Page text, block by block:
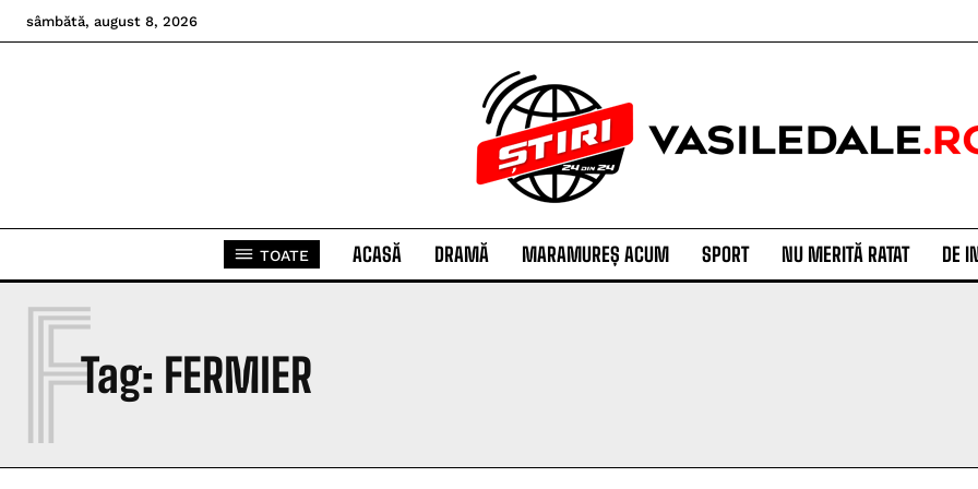
sâmbătă, august 8, 2026
TOATE ACASĂ DRAMĂ MARAMUREȘ ACUM SPORT NU MERITĂ RATAT DE
Tag: FERMIER
F